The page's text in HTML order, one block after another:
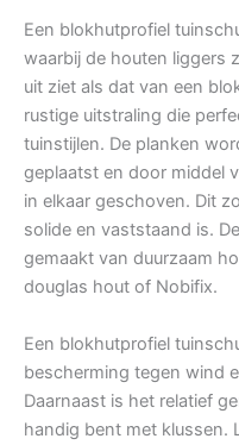
Een blokhutprofiel
waarbij de houten liggers
uit ziet als dat van een
rustige uitstraling die
tuinstijlen. De planken
geplaatst en door middel
in elkaar geschoven. Dit
solide en vaststaand is.
gemaakt van duurzaam
douglas hout of Nobifix.
Een blokhutprofiel
bescherming tegen wind
Daarnaast is het relatief
handig bent met klussen.